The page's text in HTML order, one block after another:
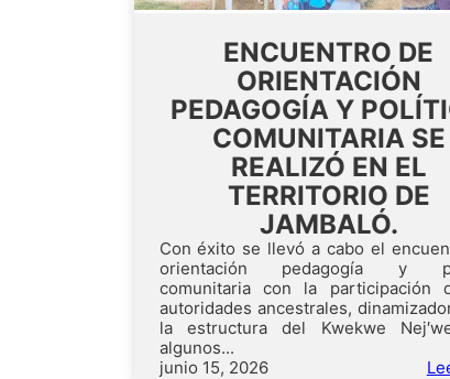
ENCUENTRO DE
ORIENTACIÓN
PEDAGOGÍA Y
COMUNITARIA SE
REALIZÓ EN EL
TERRITORIO DE
JAMBALÓ.
Con éxito se llevó a cabo el
orientación pedagogía y
comunitaria con la participación
autoridades ancestrales,
la estructura del Kwekwe
algunos...
junio 15, 2026